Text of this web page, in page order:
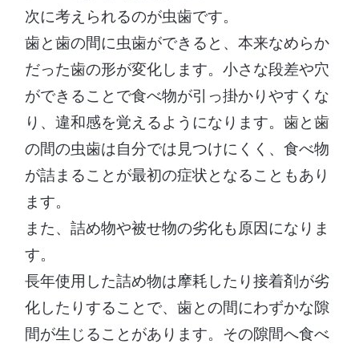
次に考えられるのが虫歯です。
歯と歯の間に虫歯ができると、本来なめらか
だった歯の形が変化します。小さな段差や穴
ができることで食べ物が引っ掛かりやすくな
り、違和感を覚えるようになります。歯と歯
の間の虫歯は自分では見つけにくく、食べ物
が詰まることが最初の症状となることもあり
ます。
また、詰め物や被せ物の劣化も原因になりま
す。
長年使用した詰め物は摩耗したり接着剤が劣
化したりすることで、歯との間にわずかな隙
間が生じることがあります。その隙間へ食べ